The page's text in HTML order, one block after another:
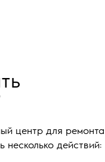
центр для ремонта
несколько действий: